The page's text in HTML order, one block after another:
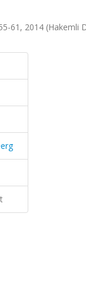
61, 2014 (Hakemli